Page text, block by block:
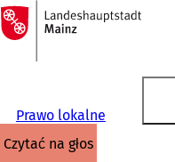
Przejdź do treści
Do
strony
głównej
Prawo lokalne
czytać na głos